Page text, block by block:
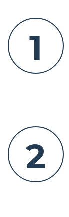
1
2